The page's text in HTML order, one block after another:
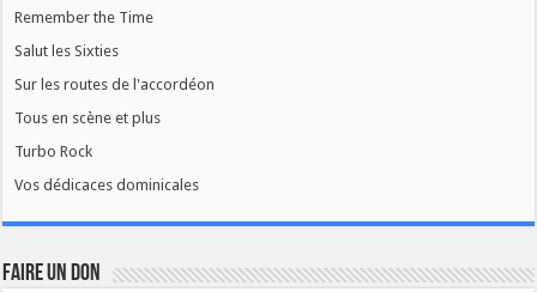
Remember the Time
Salut les Sixties
Sur les routes de l'accordéon
Tous en scène et plus
Turbo Rock
Vos dédicaces dominicales
FAIRE UN DON